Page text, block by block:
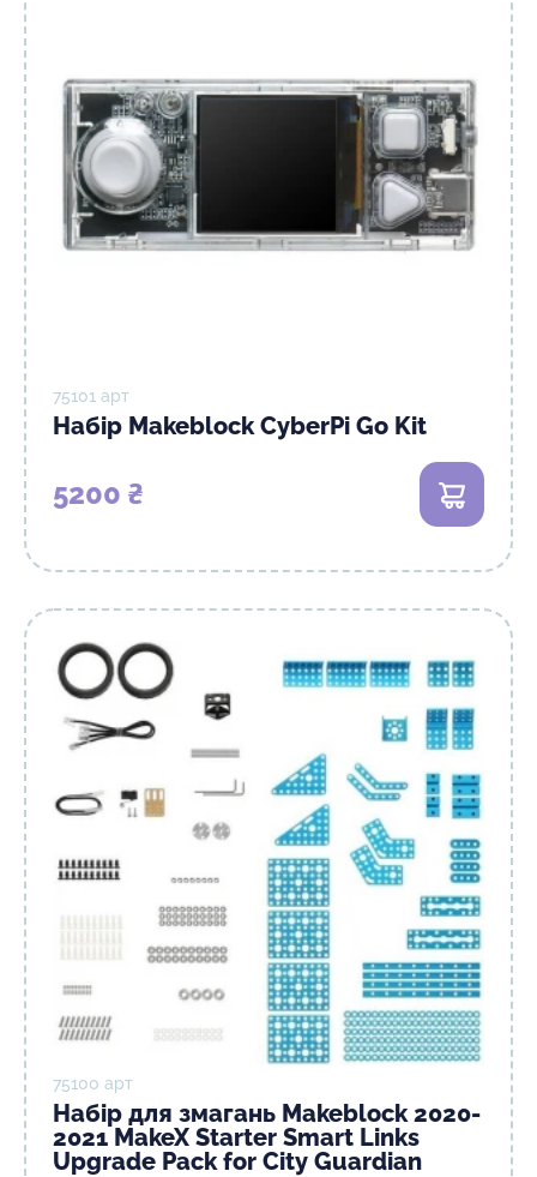
75101 арт
Набір Makeblock CyberPi Go Kit
5200 ₴
75100 арт
Набір для змагань Makeblock 2020-
2021 MakeX Starter Smart Links
Upgrade Pack for City Guardian